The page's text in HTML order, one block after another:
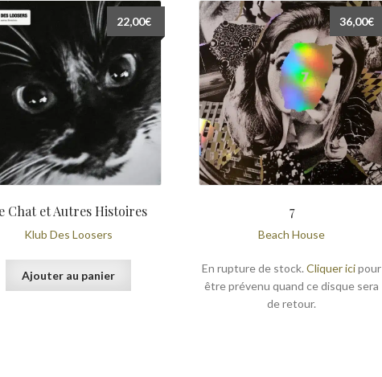
Chat et Autres Histoires
Klub Des Loosers
22,00€
Ajouter au panier
7
Beach House
36,00€
En rupture de stock.Cliquer icipour
être prévenu quand ce disque sera
de retour.